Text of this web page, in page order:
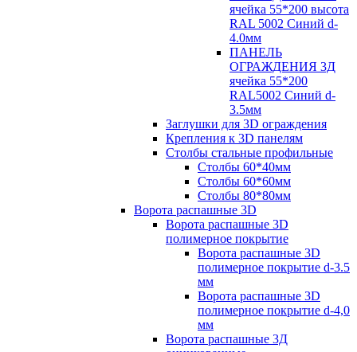
ячейка 55*200 высота
RAL 5002 Синий d-
4.0мм
ПАНЕЛЬ
ОГРАЖДЕНИЯ 3Д
ячейка 55*200
RAL5002 Синий d-
3.5мм
Заглушки для 3D ограждения
Крепления к 3D панелям
Столбы стальные профильные
Столбы 60*40мм
Столбы 60*60мм
Столбы 80*80мм
Ворота распашные 3D
Ворота распашные 3D
полимерное покрытие
Ворота распашные 3D
полимерное покрытие d-3.5
мм
Ворота распашные 3D
полимерное покрытие d-4,0
мм
Ворота распашные 3Д